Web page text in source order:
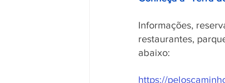
Informações,
restaurantes,
abaixo:
https://